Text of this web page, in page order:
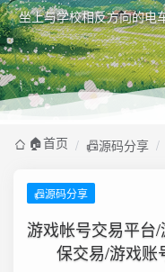
坐上与学校相反方向的电
🏠️首页 / 📠源码分享 /
📠源码分享
游戏帐号交易平台
保交易/游戏账